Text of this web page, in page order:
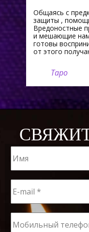
Общаясь с
защиты ,
Вредоностные
и мешающие
готовы
от этого
Таро